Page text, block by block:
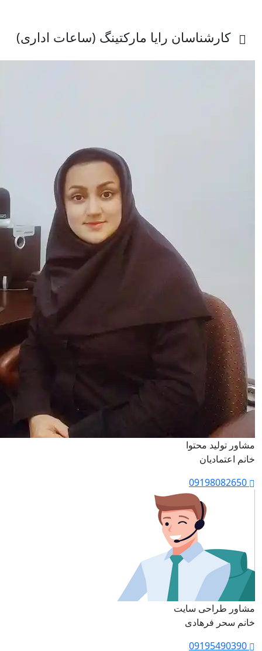
کارشناسان رایا مارکتینگ (ساعات اداری)
مشاور تولید محتوا
خانم اعتمادیان
مشاور طراحی سایت
خانم سحر فرهادی